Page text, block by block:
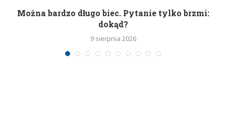
Można bardzo długo biec. Pytanie tylko brzmi:
dokąd?
9 sierpnia 2026